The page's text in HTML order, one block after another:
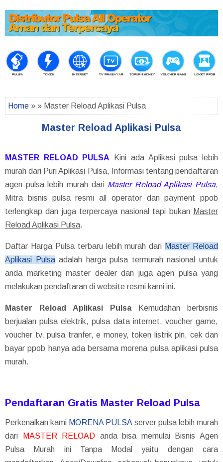
Home » » Master Reload Aplikasi Pulsa
Master Reload Aplikasi Pulsa
MASTER RELOAD PULSA Kini ada Aplikasi pulsa lebih
murah dari Puri Aplikasi Pulsa, Informasi tentang pendaftaran
agen pulsa lebih murah dari Master Reload Aplikasi Pulsa,
Mitra bisnis pulsa resmi all operator dan payment ppob
terlengkap dan juga terpercaya nasional tapi bukan Master
Reload Aplikasi Pulsa.
Daftar Harga Pulsa terbaru lebih murah dari Master Reload
Aplikasi Pulsaadalah harga pulsa termurah nasional untuk
anda marketing master dealer dan juga agen pulsa yang
melakukan pendaftaran di website resmi kami ini.
Master Reload Aplikasi PulsaKemudahan berbisnis
berjualan pulsa elektrik, pulsa data internet, voucher game,
voucher tv, pulsa tranfer, e money, token listrik pln, cek dan
bayar ppob hanya ada bersama morena pulsa aplikasi pulsa
murah.
Pendaftaran Gratis Master Reload Pulsa
Perkenalkan kami MORENA PULSA server pulsa lebih murah
dari
MASTER RELOAD anda bisa memulai Bisnis Agen
Pulsa Murah ini Tanpa Modal yaitu dengan cara